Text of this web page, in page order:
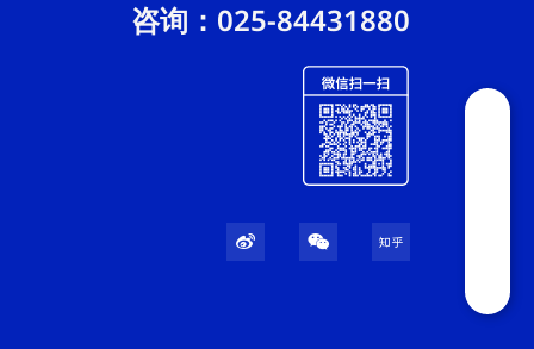
咨询：025-84431880
i
b
W
i
x
Z
i
h